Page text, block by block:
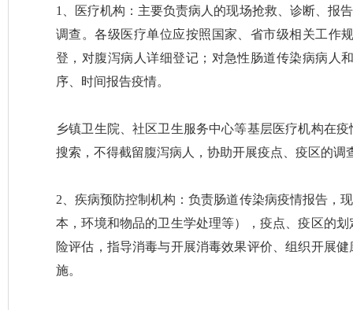
1、医疗机构：主要负责病人的现场抢救、诊断、报
调查。各级医疗单位应按照国家、省市级相关工作
登，对腹泻病人详细登记；对急性肠道传染病病人
序、时间报告疫情。
乡镇卫生院、社区卫生服务中心等基层医疗机构在
搜索，不得截留腹泻病人，协助开展疫点、疫区的调
2、疾病预防控制机构：负责肠道传染病疫情报告，
本，环境和物品的卫生学处理等），疫点、疫区的
险评估，指导消毒与开展消毒效果评价、组织开展
施。